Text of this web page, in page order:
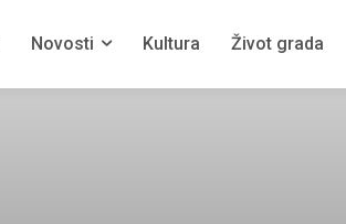
Novosti Kultura Život grada